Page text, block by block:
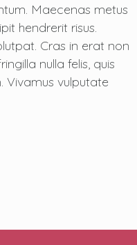
Maecenas metus
hendrerit risus.
Cras in erat non
nulla felis, quis
Vivamus vulputate